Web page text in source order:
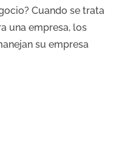
Cuando se trata
una empresa, los
su empresa